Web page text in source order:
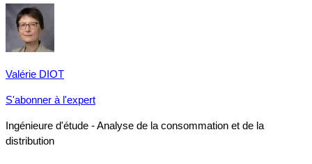
Valérie DIOT
S'abonner à l'expert
Ingénieure d'étude - Analyse de la consommation et de la
distribution